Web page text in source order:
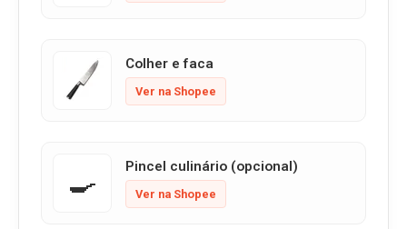
Colher e faca
Ver na Shopee
🍳 Pincel culinário (opcional)
Ver na Shopee